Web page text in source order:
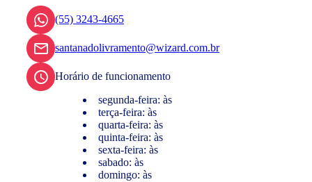
(55) 3243-4665
santanadolivramento@wizard.com.br
Horário de funcionamento
segunda-feira: às
terça-feira: às
quarta-feira: às
quinta-feira: às
sexta-feira: às
sabado: às
domingo: às